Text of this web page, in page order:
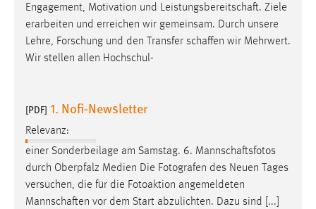
Engagement, Motivation und Leistungsbereitschaft. Ziele
erarbeiten und erreichen wir gemeinsam. Durch unsere
Lehre, Forschung und den Transfer schaffen wir Mehrwert.
Wir stellen allen Hochschul-
[PDF] 1. Nofi-Newsletter
Relevanz:
einer Sonderbeilage am Samstag. 6. Mannschaftsfotos
durch Oberpfalz Medien Die Fotografen des Neuen Tages
versuchen, die für die Fotoaktion angemeldeten
Mannschaften vor dem Start abzulichten. Dazu sind [...]